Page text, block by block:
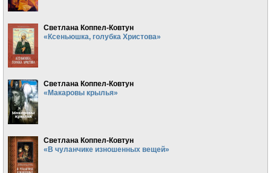
Светлана Коппел-Ковтун
«Ксеньюшка, голубка Христова»
Светлана Коппел-Ковтун
«Макаровы крылья»
Светлана Коппел-Ковтун
«В чуланчике изношенных вещей»